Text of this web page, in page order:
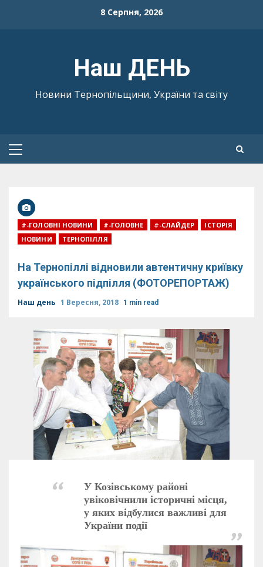
8 Серпня, 2026
Наш ДЕНЬ
Новини Тернопільщини, України та світу
Primary
#-ГОЛОВНІ НОВИНИ #-ГОЛОВНЕ #-СЛАЙДЕР
ІСТОРІЯ
НОВИНИ
ТЕРНОПІЛЛЯ
На Тернопіллі відновили автентичну криївку
українського підпілля (ФОТОРЕПОРТАЖ)
Наш день 1 Вересня, 2018 1 min read
У Козівському районі
увіковічнили історичні місця,
у яких відбулися важливі для
України події